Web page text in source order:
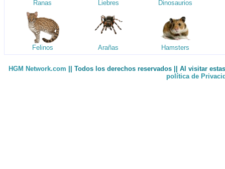
Ranas Liebres Dinosaurios
Felinos Arañas Hamsters
HGM Network.com || Todos los derechos reservados || Al visitar
política de